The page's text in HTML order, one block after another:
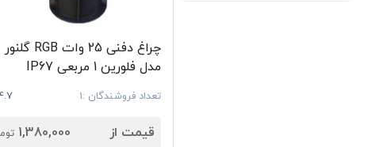
چراغ دفنی 25 وات RGB گلنور
مدل فلورین 1 مربعی IP67
تعداد فروشندگان :1
قیمت از 1,380,000